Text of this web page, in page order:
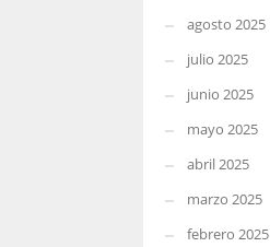
agosto 2025
julio 2025
junio 2025
mayo 2025
abril 2025
marzo 2025
febrero 2025